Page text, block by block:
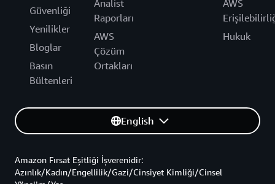
Güvenliği
Yenilikler
Bloglar
Basın
Bültenleri
Analist
Raporları
AWS
Çözüm
Ortakları
AWS
Hukuk
English
Amazon Fırsat Eşitliği İşverenidir:
Azınlık/Kadın/Engellilik/Gazi/Cinsiyet Kimliği/Cinsel